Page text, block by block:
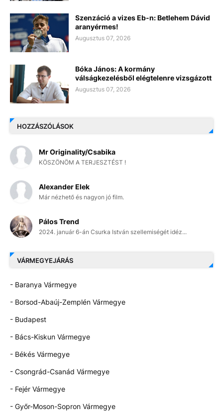
Szenzáció a vizes Eb-n: Betlehem Dávid
aranyérmes!
Augusztus 07, 2026
Bóka János: A kormány
válságkezelésből elégtelenre vizsgázott
Augusztus 07, 2026
HOZZÁSZÓLÁSOK
Mr Originality/Csabika
KÖSZÖNÖM A TERJESZTÉST !
Alexander Elek
Már nézhető és nagyon jó film.
Pálos Trend
2024. január 6-án Csurka István szellemiségét idéz...
VÁRMEGYEJÁRÁS
- Baranya Vármegye
- Borsod-Abaúj-Zemplén Vármegye
- Budapest
- Bács-Kiskun Vármegye
- Békés Vármegye
- Csongrád-Csanád Vármegye
- Fejér Vármegye
- Győr-Moson-Sopron Vármegye